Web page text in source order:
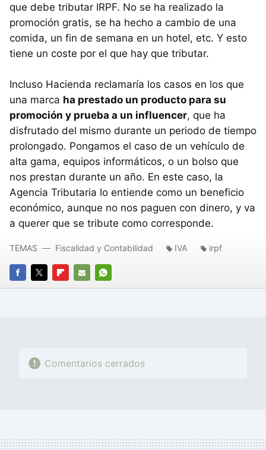
que debe tributar IRPF. No se ha realizado la
promoción gratis, se ha hecho a cambio de una
comida, un fin de semana en un hotel, etc. Y esto
tiene un coste por el que hay que tributar.
Incluso Hacienda reclamaría los casos en los que
una marca ha prestado un producto para su
promoción y prueba a un influencer, que ha
disfrutado del mismo durante un periodo de tiempo
prolongado. Pongamos el caso de un vehículo de
alta gama, equipos informáticos, o un bolso que
nos prestan durante un año. En este caso, la
Agencia Tributaria lo entiende como un beneficio
económico, aunque no nos paguen con dinero, y va
a querer que se tribute como corresponde.
FACEBOOK
TWITTERFLIPBOARD
E-
WHATSAPP
TEMAS Fiscalidad y Contabilidad IVA irpf
Comentarios cerrados